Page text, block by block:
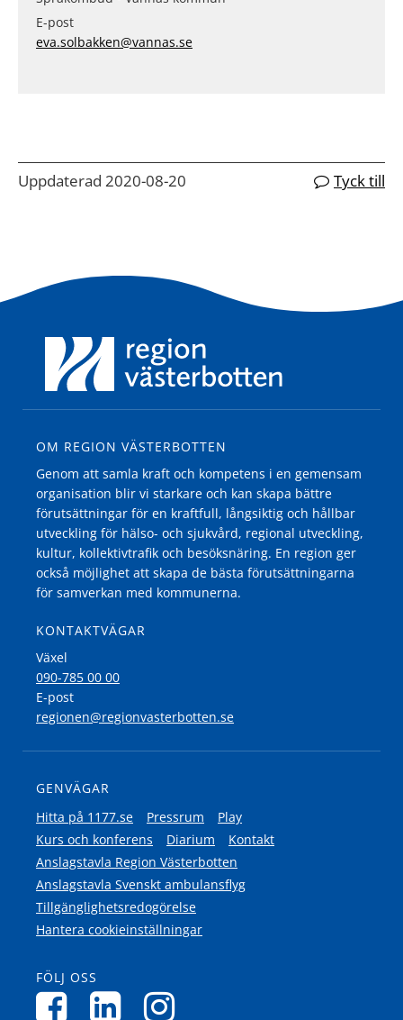
E-post
eva.solbakken@vannas.se
Uppdaterad 2020-08-20 Tyck till
OM REGION VÄSTERBOTTEN
Genom att samla kraft och kompetens i en gemensam
organisation blir vi starkare och kan skapa bättre
förutsättningar för en kraftfull, långsiktig och hållbar
utveckling för hälso- och sjukvård, regional utveckling,
kultur, kollektivtrafik och besöksnäring. En region ger
också möjlighet att skapa de bästa förutsättningarna
för samverkan med kommunerna.
KONTAKTVÄGAR
Växel
090-785 00 00
E-post
regionen@regionvasterbotten.se
GENVÄGAR
Hitta på 1177.se
Pressrum
Play
Kurs och konferens
Diarium
Kontakt
Anslagstavla Region Västerbotten
Anslagstavla Svenskt ambulansflyg
Tillgänglighetsredogörelse
Hantera cookieinställningar
FÖLJ OSS